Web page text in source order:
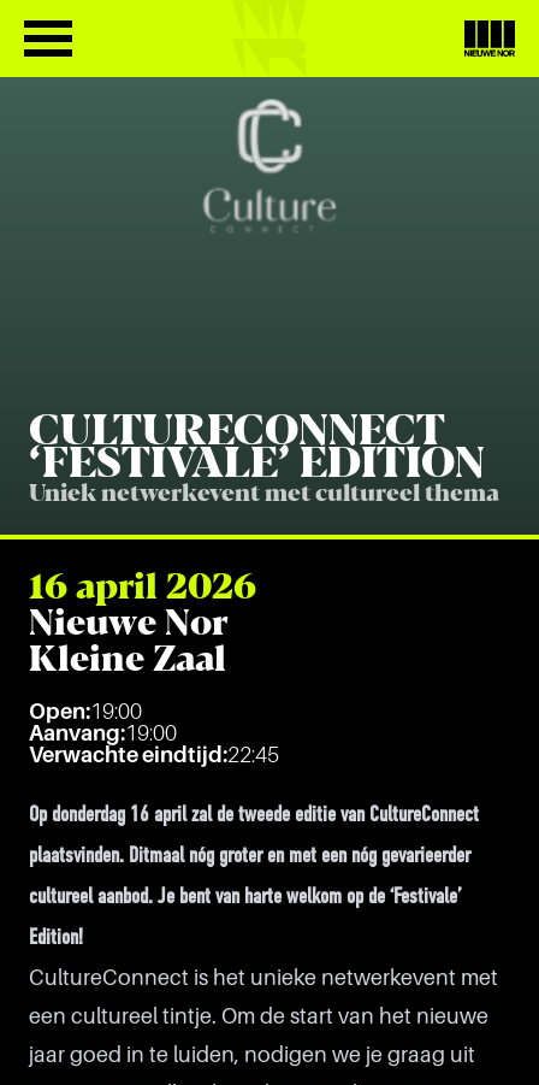
CUL­TU­RE­CON­NECT
‘FES­TI­VA­LE’ EDITION
Uniek netwerkevent met cultureel thema
16 april 2026
Nieuwe Nor
Kleine Zaal
Open:19:00
Aanvang:19:00
Verwachte eindtijd:22:45
Op donderdag 16 april zal de tweede editie van CultureConnect
plaatsvinden. Ditmaal nóg groter en met een nóg gevarieerder
cultureel aanbod. Je bent van harte welkom op de ‘Festivale’
Edition!
CultureConnect is het unieke netwerkevent met
een cultureel tintje. Om de start van het nieuwe
jaar goed in te luiden, nodigen we je graag uit